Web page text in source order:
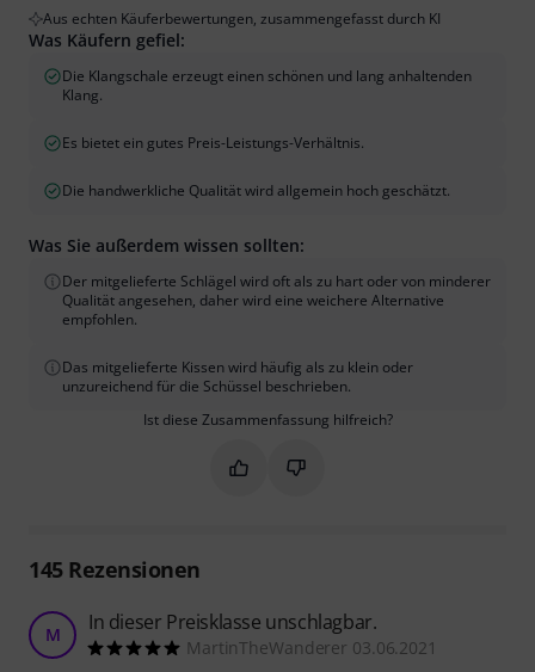
Aus echten Käuferbewertungen, zusammengefasst durch KI
Was Käufern gefiel:
Die Klangschale erzeugt einen schönen und lang anhaltenden
Klang.
Es bietet ein gutes Preis-Leistungs-Verhältnis.
Die handwerkliche Qualität wird allgemein hoch geschätzt.
Was Sie außerdem wissen sollten:
Der mitgelieferte Schlägel wird oft als zu hart oder von minderer
Qualität angesehen, daher wird eine weichere Alternative
empfohlen.
Das mitgelieferte Kissen wird häufig als zu klein oder
unzureichend für die Schüssel beschrieben.
Ist diese Zusammenfassung hilfreich?
Markieren Sie diese
Markieren Sie diese
145Rezensionen
M In dieser Preisklasse unschlagbar.
MartinTheWanderer 03.06.2021